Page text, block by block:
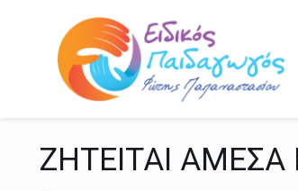
ΖΗΤΕΙΤΑΙ